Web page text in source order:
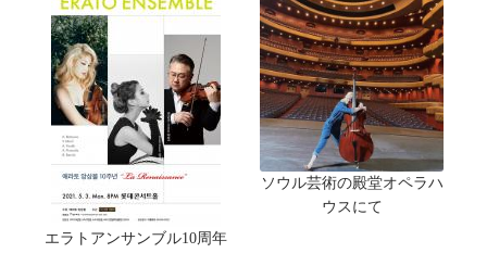
エラトアンサンブル10周年
ソウル芸術の殿堂オペラハ
ウスにて